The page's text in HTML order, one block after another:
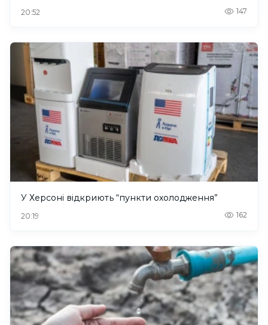
20:52 147
У Херсоні відкриють “пункти охолодження”
20:19 162